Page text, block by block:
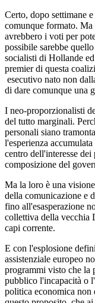
Certo, dopo settimane
comunque formato. Ma
avrebbero i voti per
possibile sarebbe
socialisti di Hollande
premier di questa
esecutivo nato non
di dare comunque una
I neo-proporzionalisti
del tutto marginali.
personali siano
l'esperienza
centro dell'interesse
composizione del
Ma la loro è una
della comunicazione e
fino all'esasperazione
collettiva della vecchia
capi corrente.
E con l'esplosione
assistenziale europeo
programmi visto che la
pubblico l'incapacità o
politica economica non